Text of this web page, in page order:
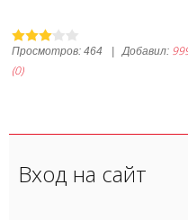
Просмотров: 464 Добавил:
(0)
Вход на сайт